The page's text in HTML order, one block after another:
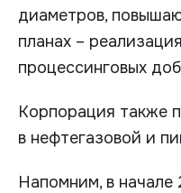
диаметров,
планах –
процессинговых
Корпорация также
в нефтегазовой и
Напомним, в начале